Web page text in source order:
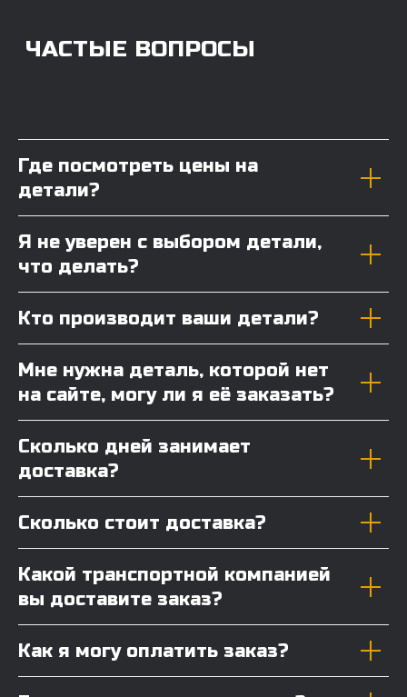
Где посмотреть цены на
детали?
Я не уверен с выбором детали,
что делать?
Кто производит ваши детали?
Мне нужна деталь, которой нет
на сайте, могу ли я её заказать?
Сколько дней занимает
доставка?
Сколько стоит доставка?
Какой транспортной компанией
вы доставите заказ?
Как я могу оплатить заказ?